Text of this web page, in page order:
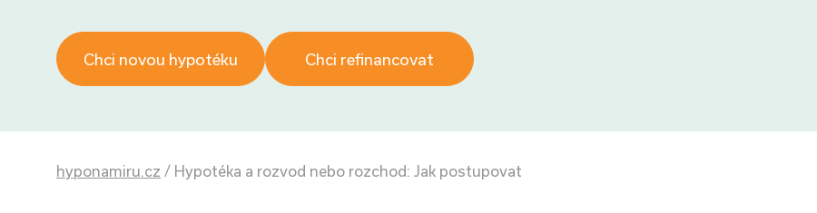
Chci novou hypotéku Chci refinancovat
hyponamiru.cz / Hypotéka a rozvod nebo rozchod: Jak postupovat